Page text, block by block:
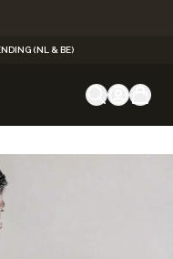
(NL & BE)